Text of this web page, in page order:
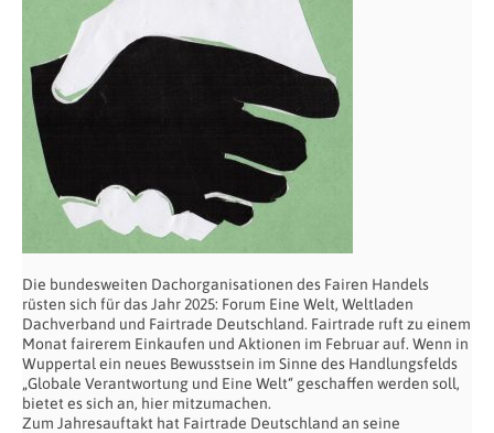
Die bundesweiten Dachorganisationen des Fairen Handels
rüsten sich für das Jahr 2025: Forum Eine Welt, Weltladen
Dachverband und Fairtrade Deutschland. Fairtrade ruft zu einem
Monat fairerem Einkaufen und Aktionen im Februar auf. Wenn in
Wuppertal ein neues Bewusstsein im Sinne des Handlungsfelds
„Globale Verantwortung und Eine Welt“ geschaffen werden soll,
bietet es sich an, hier mitzumachen.
Zum Jahresauftakt hat Fairtrade Deutschland an seine